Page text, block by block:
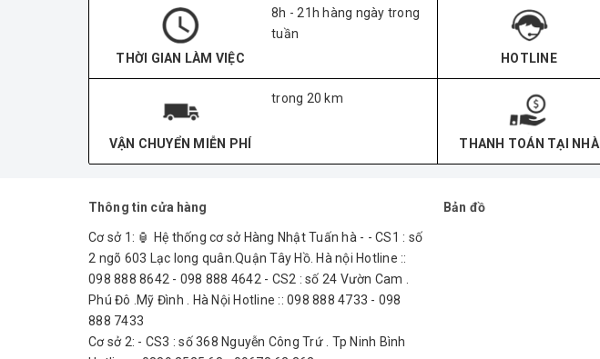
THỜI GIAN LÀM VIỆC
8h - 21h hàng ngày trong
tuần
HOTLINE
VẬN CHUYỂN MIỄN PHÍ
trong 20 km
THANH TOÁN TẠI NHÀ
Thông tin cửa hàng
Cơ sở 1: 🏮 Hệ thống cơ sở Hàng Nhật Tuấn hà - - CS1 : số
2 ngõ 603 Lạc long quân.Quận Tây Hồ. Hà nội Hotline ::
098 888 8642 - 098 888 4642 - CS2 : số 24 Vườn Cam .
Phú Đô .Mỹ Đình . Hà Nội Hotline :: 098 888 4733 - 098
888 7433
Cơ sở 2: - CS3 : số 368 Nguyễn Công Trứ . Tp Ninh Bình
Bản đồ